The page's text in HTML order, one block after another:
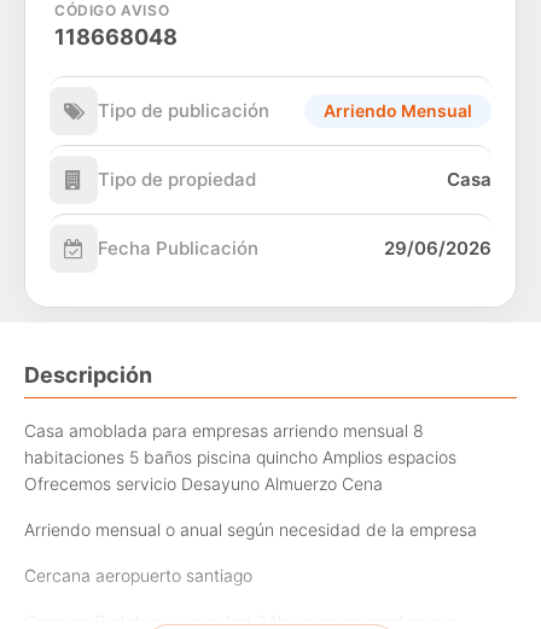
CÓDIGO AVISO
118668048
Tipo de publicación Arriendo Mensual
Tipo de propiedad Casa
Fecha Publicación 29/06/2026
Descripción
Casa amoblada para empresas arriendo mensual 8
habitaciones 5 baños piscina quincho Amplios espacios
Ofrecemos servicio Desayuno Almuerzo Cena
Arriendo mensual o anual según necesidad de la empresa
Cercana aeropuerto santiago
Comuna Pudahuel seguridad 24hr casa en condominio